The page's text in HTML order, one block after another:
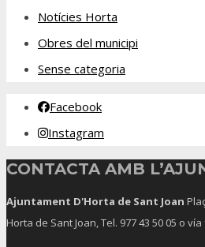
Notícies Horta
Obres del municipi
Sense categoria
Facebook
Instagram
CONTACTA AMB
Ajuntament D'Horta de Sant Joan
Horta de Sant Joan, Tel. 977 43 50 05 o